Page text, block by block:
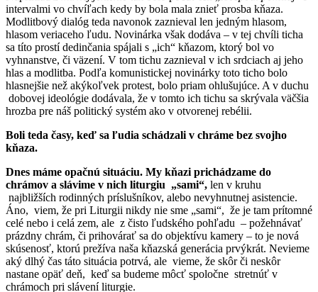
intervalmi vo chvíľach kedy by bola mala znieť prosba kňaza.
Modlitbový dialóg teda navonok zaznieval len jedným hlasom,
hlasom veriaceho ľudu. Novinárka však dodáva – v tej chvíli ticha
sa títo prostí dedinčania spájali s „ich“ kňazom, ktorý bol vo
vyhnanstve, či väzení. V tom tichu zaznieval v ich srdciach aj jeho
hlas a modlitba. Podľa komunistickej novinárky toto ticho bolo
hlasnejšie než akýkoľvek protest, bolo priam ohlušujúce. A v duchu
dobovej ideológie dodávala, že v tomto ich tichu sa skrývala väčšia
hrozba pre náš politický systém ako v otvorenej rebélii.
Boli teda časy, keď sa ľudia schádzali v chráme bez svojho
kňaza.
Dnes máme opačnú situáciu. My kňazi prichádzame do
chrámov a slávime v nich liturgiu „sami“, len v kruhu
najbližších rodinných príslušníkov, alebo nevyhnutnej asistencie.
Áno, viem, že pri Liturgii nikdy nie sme „sami“, že je tam prítomné
celé nebo i celá zem, ale z čisto ľudského pohľadu – požehnávať
prázdny chrám, či prihovárať sa do objektívu kamery – to je nová
skúsenosť, ktorú prežíva naša kňazská generácia prvýkrát. Nevieme
aký dlhý čas táto situácia potrvá, ale vieme, že skôr či neskôr
nastane opäť deň, keď sa budeme môcť spoločne stretnúť v
chrámoch pri slávení liturgie.